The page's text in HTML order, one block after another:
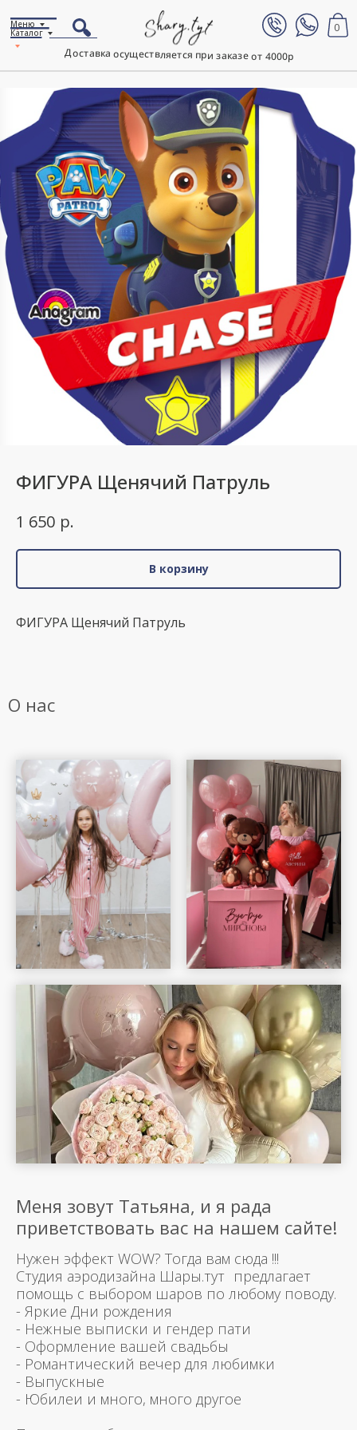
Доставка осуществляется при заказе от 4000р
0
Каталог
Меню
ФИГУРА Щенячий Патруль
1 650 р.
В корзину
ФИГУРА Щенячий Патруль
О нас
Меня зовут Татьяна, и я рада
приветствовать вас на нашем сайте!
Нужен эффект WOW? Тогда вам сюда !!!
Студия аэродизайна Шары.тут предлагает
помощь с выбором шаров по любому поводу.
- Яркие Дни рождения
- Нежные выписки и гендер пати
- Оформление вашей свадьбы
- Романтический вечер для любимки
- Выпускные
- Юбилеи и много, много другое